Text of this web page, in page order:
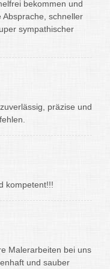
bekommen und
schneller
sympathischer
präzise und
kompetent!!!
Malerarbeiten bei uns
und sauber